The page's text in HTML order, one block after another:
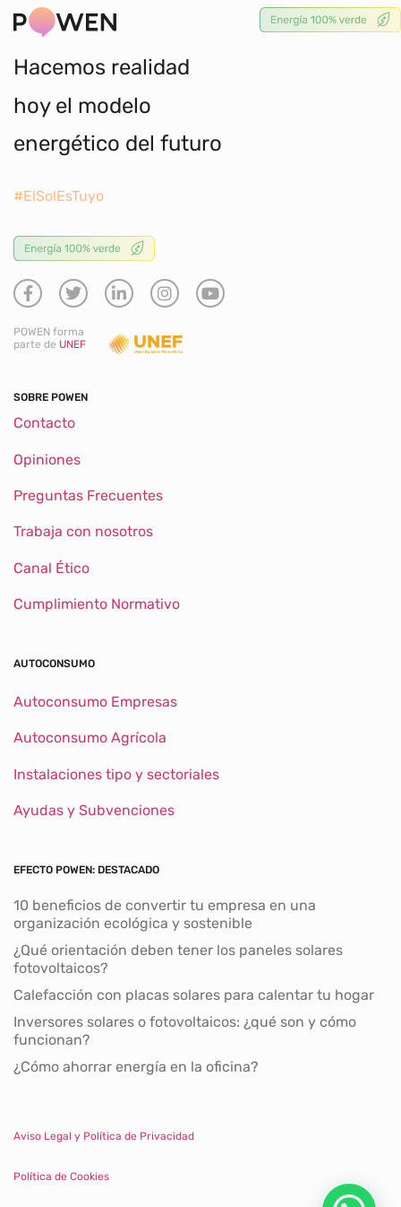
Hacemos realidad
hoy el modelo
energético del futuro
#ElSolEsTuyo
POWEN forma
parte de UNEF
SOBRE POWEN
Contacto
Opiniones
Preguntas Frecuentes
Trabaja con nosotros
Canal Ético
Cumplimiento Normativo
AUTOCONSUMO
Autoconsumo Empresas
Autoconsumo Agrícola
Instalaciones tipo y sectoriales
Ayudas y Subvenciones
EFECTO POWEN: DESTACADO
10 beneficios de convertir tu empresa en una
organización ecológica y sostenible
¿Qué orientación deben tener los paneles solares
fotovoltaicos?
Calefacción con placas solares para calentar tu hogar
Inversores solares o fotovoltaicos: ¿qué son y cómo
funcionan?
¿Cómo ahorrar energía en la oficina?
Aviso Legal y Política de Privacidad
Política de Cookies